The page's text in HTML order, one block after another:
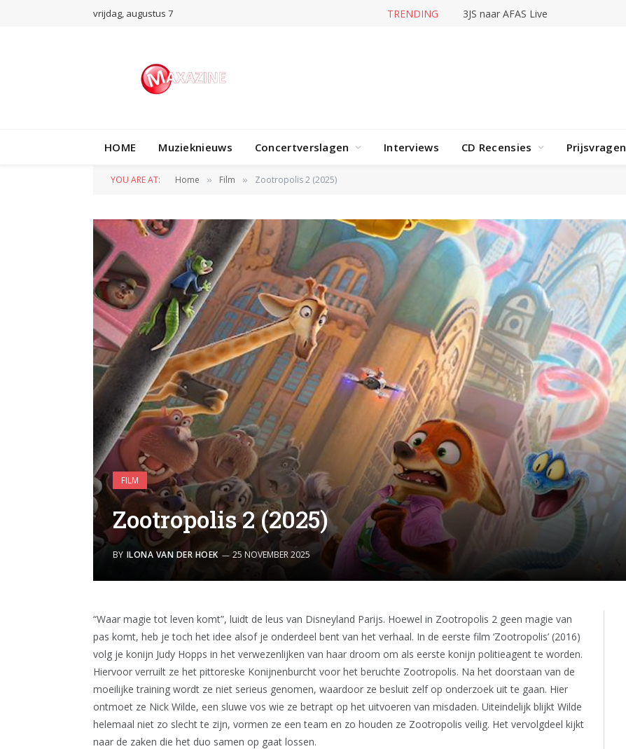
vrijdag, augustus 7 TRENDING 3JS naar AFAS Live
HOME Muzieknieuws Concertverslagen Interviews CD Recensies Prijsvragen
YOU ARE AT: Home » Film » Zootropolis 2 (2025)
FILM
Zootropolis 2 (2025)
BY ILONA VAN DER HOEK 25 NOVEMBER 2025
“Waar magie tot leven komt”, luidt de leus van Disneyland Parijs. Hoewel in Zootropolis 2 geen magie van
pas komt, heb je toch het idee alsof je onderdeel bent van het verhaal. In de eerste film ‘Zootropolis’ (2016)
volg je konijn Judy Hopps in het verwezenlijken van haar droom om als eerste konijn politieagent te worden.
Hiervoor verruilt ze het pittoreske Konijnenburcht voor het beruchte Zootropolis. Na het doorstaan van de
moeilijke training wordt ze niet serieus genomen, waardoor ze besluit zelf op onderzoek uit te gaan. Hier
ontmoet ze Nick Wilde, een sluwe vos wie ze betrapt op het uitvoeren van misdaden. Uiteindelijk blijkt Wilde
helemaal niet zo slecht te zijn, vormen ze een team en zo houden ze Zootropolis veilig. Het vervolgdeel kijkt
naar de zaken die het duo samen op gaat lossen.